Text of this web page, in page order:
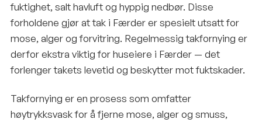
fuktighet, salt havluft og hyppig nedbør. Disse
forholdene gjør at tak i Færder er spesielt utsatt for
mose, alger og forvitring. Regelmessig takfornying er
derfor ekstra viktig for huseiere i Færder — det
forlenger takets levetid og beskytter mot fuktskader.
Takfornying er en prosess som omfatter
høytrykksvask for å fjerne mose, alger og smuss,